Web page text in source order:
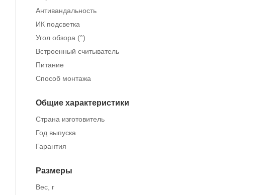
Антивандальность
ИК подсветка
Угол обзора (°)
Встроенный считыватель
Питание
Способ монтажа
Общие характеристики
Страна изготовитель
Год выпуска
Гарантия
Размеры
Вес, г